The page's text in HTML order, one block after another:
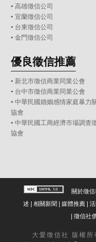
▪高雄徵信公司
▪宜蘭徵信公司
▪ 台東徵信公司
▪金門徵信公司
優良徵信推薦
▪ 新北市徵信商業同業公會
▪ 台中市徵信商業同業公會
▪ 中華民國婚姻感情家庭暴力
協會
▪ 中華民國工商經濟市場調查
協會
關於徵信
述 | 相關新聞 | 媒體推薦|
|徵信社
大愛 徵信社
版權